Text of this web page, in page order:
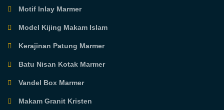
Motif Inlay Marmer
Model Kijing Makam Islam
Kerajinan Patung Marmer
Batu Nisan Kotak Marmer
Vandel Box Marmer
Makam Granit Kristen